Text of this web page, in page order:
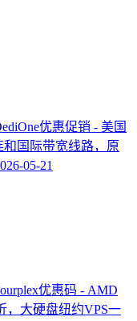
优惠促销 - 美国
和国际带宽线路，原
05-21
优惠码 - AMD
，大硬盘纽约VPS一